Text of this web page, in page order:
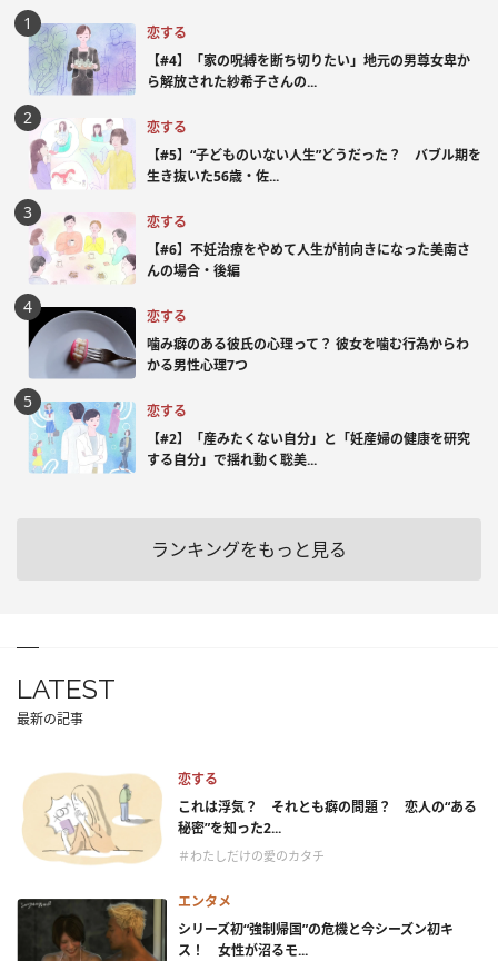
恋する
【#4】「家の呪縛を断ち切りたい」地元の男尊女卑か
ら解放された紗希子さんの...
恋する
【#5】“子どものいない人生”どうだった？ バブル期を
生き抜いた56歳・佐...
恋する
【#6】不妊治療をやめて人生が前向きになった美南さ
んの場合・後編
恋する
噛み癖のある彼氏の心理って？ 彼女を噛む行為からわ
かる男性心理7つ
恋する
【#2】「産みたくない自分」と「妊産婦の健康を研究
する自分」で揺れ動く聡美...
ランキングをもっと見る
LATEST
最新の記事
恋する
これは浮気？ それとも癖の問題？ 恋人の“ある
秘密”を知った2...
＃わたしだけの愛のカタチ
エンタメ
シリーズ初“強制帰国”の危機と今シーズン初キ
ス！ 女性が沼るモ...